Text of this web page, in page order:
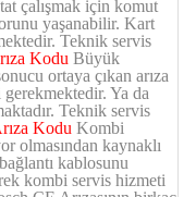
çalışmak için komut
yaşanabilir. Kart
Teknik servis
Kodu Büyük
ortaya çıkan arıza
Ya da
Teknik servis
Kodu Kombi
olmasından kaynaklı
kablosunu
kombi servis hizmeti